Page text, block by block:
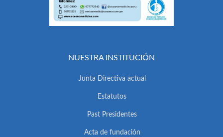
NUESTRA INSTITUCIÓN
Junta Directiva actual
Estatutos
Past Presidentes
Acta de fundación